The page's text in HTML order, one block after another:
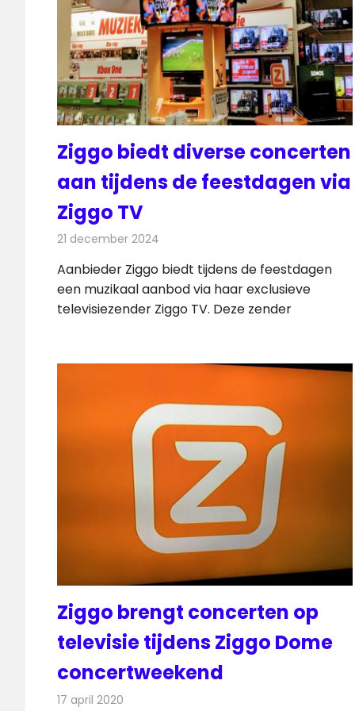
Ziggo biedt diverse concerten
aan tijdens de feestdagen via
Ziggo TV
21 december 2024
Aanbieder Ziggo biedt tijdens de feestdagen
een muzikaal aanbod via haar exclusieve
televisiezender Ziggo TV. Deze zender
Ziggo brengt concerten op
televisie tijdens Ziggo Dome
concertweekend
17 april 2020